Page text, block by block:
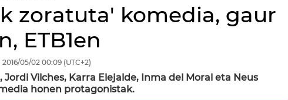
zoratuta' komedia, gaur
ETB1en
2016/05/02 00:09 (UTC+2)
Jordi Vilches, Karra Elejalde, Inma del Moral eta Neus
honen protagonistak.